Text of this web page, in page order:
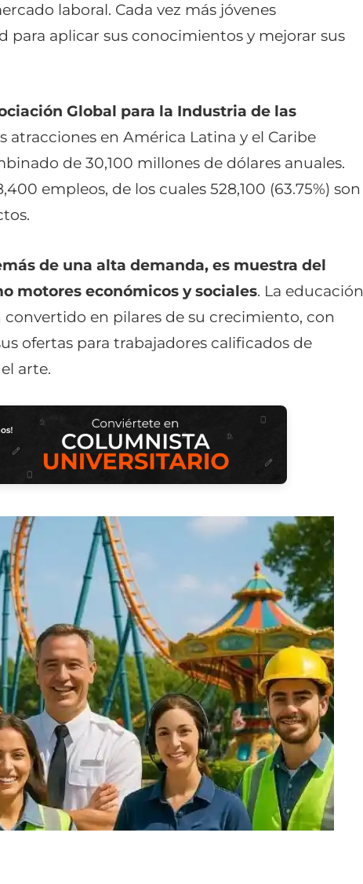
laboral. Cada vez más jóvenes
aplicar sus conocimientos y mejorar sus
Global para la Industria de las
atracciones en América Latina y el Caribe
de 30,100 millones de dólares anuales.
empleos, de los cuales 528,100 (63.75%) son
de una alta demanda, es muestra del
motores económicos y sociales. La educación
en pilares de su crecimiento, con
ofertas para trabajadores calificados de
arte.